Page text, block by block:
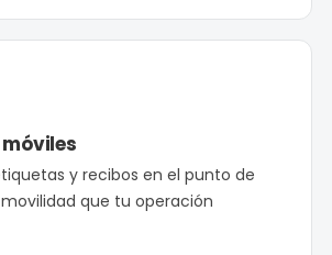
y recibos en el punto de
que tu operación